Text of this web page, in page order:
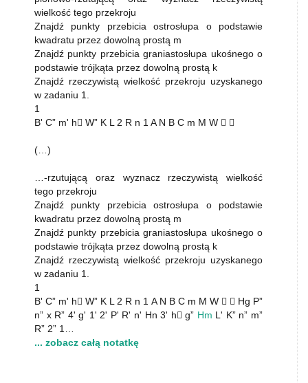
wielkość tego przekroju
Znajdź punkty przebicia ostrosłupa o podstawie
kwadratu przez dowolną prostą m
Znajdź punkty przebicia graniastosłupa ukośnego o
podstawie trójkąta przez dowolną prostą k
Znajdź rzeczywistą wielkość przekroju uzyskanego
w zadaniu 1.
1
B' C” m' h W” K L 2 R n 1 A N B C m M W  
(…)
…-rzutującą oraz wyznacz rzeczywistą wielkość
tego przekroju
Znajdź punkty przebicia ostrosłupa o podstawie
kwadratu przez dowolną prostą m
Znajdź punkty przebicia graniastosłupa ukośnego o
podstawie trójkąta przez dowolną prostą k
Znajdź rzeczywistą wielkość przekroju uzyskanego
w zadaniu 1.
1
B' C” m' h W” K L 2 R n 1 A N B C m M W   Hg P”
n” x R” 4' g' 1' 2' P' R' n' Hn 3' h g” Hm L' K” n” m”
R” 2” 1…
... zobacz całą notatkę